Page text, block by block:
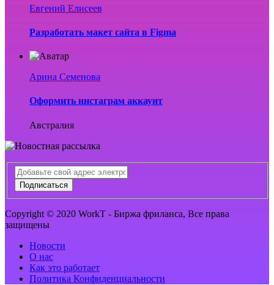
Евгений Елисеев
Разработать макет сайта в Figma
Арина Семенова
Оформить инстаграм аккаунт
Австралия
Подписаться
Copyright © 2020 WorkT - Биржа фриланса, Все права
защищены
Новости
О нас
Как это работает
Политика Конфиденциальности